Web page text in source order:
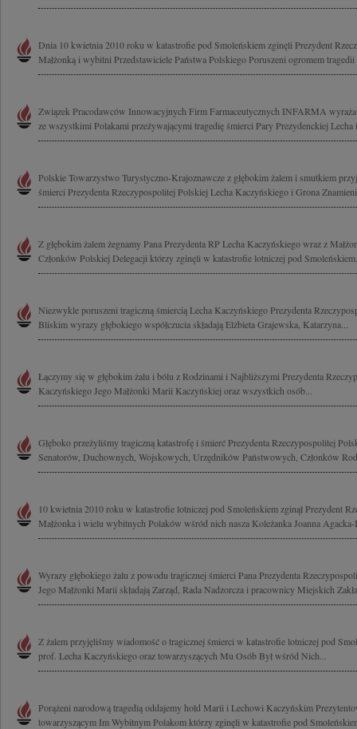
Dnia 10 kwietnia 2010 roku w katastrofie pod Smoleńskiem zginęli Prezydent
Małżonką i wybitni Przedstawiciele Państwa Polskiego Poruszeni ogromem tragedii
Związek Pracodawców Innowacyjnych Firm Farmaceutycznych INFARMA wyraża
ze wszystkimi Polakami przeżywającymi tragedię śmierci Pary Prezydenckiej
Polskie Towarzystwo Turystyczno-Krajoznawcze z głębokim żalem i smutkiem
śmierci Prezydenta Rzeczypospolitej Polskiej Lecha Kaczyńskiego i Grona
Z głębokim żalem żegnamy Pana Prezydenta RP Lecha Kaczyńskiego wraz z
Członków Polskiej Delegacji którzy zginęli w katastrofie lotniczej pod
Niezwykle poruszeni tragiczną śmiercią Lecha Kaczyńskiego Prezydenta
Bliskim wyrazy głębokiego współczucia składają Elżbieta Grajewska, Katarzyna...
Łączymy się w głębokim żalu i bólu z Rodzinami i Najbliższymi Prezydenta
Kaczyńskiego Jego Małżonki Marii Kaczyńskiej oraz wszystkich osób...
Głęboko przeżyliśmy tragiczną katastrofę i śmierć Prezydenta Rzeczypospolitej
Senatorów, Duchownych, Wojskowych, Urzędników Państwowych, Członków
10 kwietnia 2010 roku w katastrofie lotniczej pod Smoleńskiem zginął Prezydent
Małżonka i wielu wybitnych Polaków wśród nich nasza Koleżanka Joanna Agacka-
Wyrazy głębokiego żalu z powodu tragicznej śmierci Pana Prezydenta
Jego Małżonki Marii składają Zarząd, Rada Nadzorcza i pracownicy Miejskich
Z żalem przyjęliśmy wiadomość o tragicznej śmierci w katastrofie lotniczej pod
prof. Lecha Kaczyńskiego oraz towarzyszących Mu Osób Był wśród Nich...
Porążeni narodową tragedią oddajemy hołd Marii i Lechowi Kaczyńskim
towarzyszącym Im Wybitnym Polakom którzy zginęli w katastrofie pod